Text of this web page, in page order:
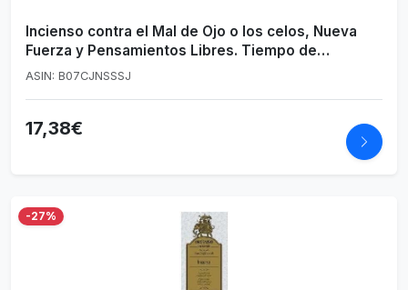
Incienso contra el Mal de Ojo o los celos, Nueva
Fuerza y Pensamientos Libres. Tiempo de
combustión Aprox. 45 Minutos por Palo
ASIN: B07CJNSSSJ
17,38€
-27%